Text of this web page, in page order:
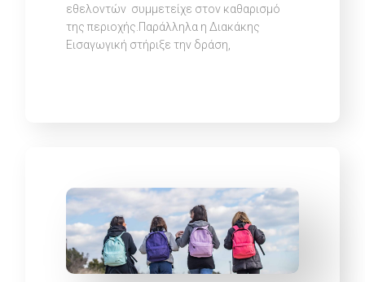
εθελοντών συμμετείχε στον καθαρισμό
της περιοχής.Παράλληλα η Διακάκης
Εισαγωγική στήριξε την δράση,